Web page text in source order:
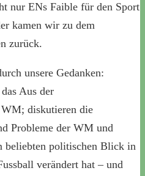
nur ENs Faible für den Sport
kamen wir zu dem
zurück.
unsere Gedanken:
Aus der
diskutieren die
Probleme der WM und
beliebten politischen Blick in
verändert hat – und